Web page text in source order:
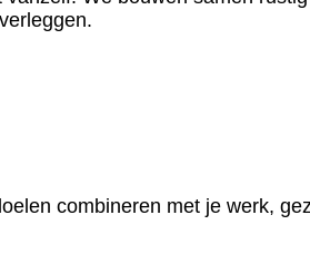
combineren met je werk,